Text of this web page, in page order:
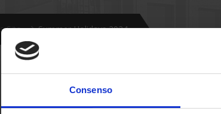
Consenso
Sito Summer Holidays 2024